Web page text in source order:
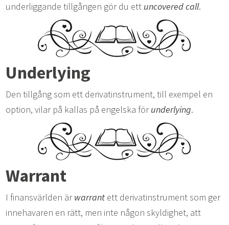
underliggande tillgången gör du ett uncovered call.
Underlying
Den tillgång som ett derivatinstrument, till exempel en
option, vilar på kallas på engelska förunderlying.
Warrant
I finansvärlden ärwarrant ett derivatinstrument som ger
innehavaren en rätt, men inte någon skyldighet, att